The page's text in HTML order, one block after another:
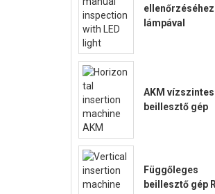
ellenőrzéséhez
lámpával
AKM vízszintes
beillesztő gép
Függőleges
beillesztő gép